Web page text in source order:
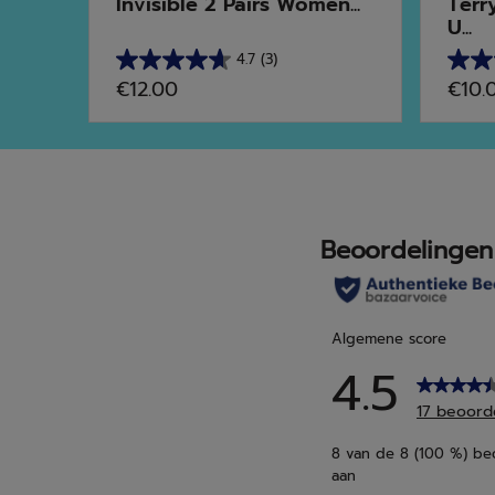
4.7 (3)
4.7
van
de
5
€12.00
U...
4.7
van
de
5